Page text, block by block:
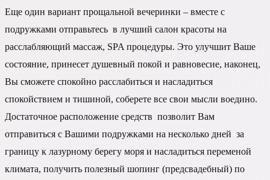
Еще один вариант прощальной вечеринки – вместе с
подружками отправьтесь в лучший салон красоты на
расслабляющий массаж, SPA процедуры. Это улучшит Ваше
состояние, принесет душевный покой и равновесие, наконец,
Вы сможете спокойно расслабиться и насладиться
спокойствием и тишиной, соберете все свои мысли воедино.
Достаточное расположение средств позволит Вам
отправиться с Вашими подружками на несколько дней за
границу к лазурному берегу моря и насладиться переменой
климата, получить полезный шопинг (предсвадебный) по